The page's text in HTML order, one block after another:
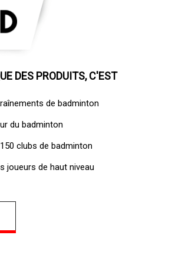
DES PRODUITS, C'EST
de badminton
du badminton
clubs de badminton
joueurs de haut niveau